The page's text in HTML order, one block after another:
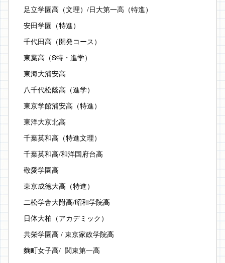
足立学園高（文理）/日大第一高（特進）
安田学園（特進）
千代田高（開発コース）
東葉高（S特・進学）
東海大浦安高
八千代松蔭高（進学）
東京学館浦安高（特進）
東洋大京北高
千葉英和高（特進文理）
千葉英和高/和洋国府台高
敬愛学園高
東京成徳大高（特進）
二松学舎大附高/昭和学院高
日体大柏（アカデミック）
共栄学園高 / 東京家政学院高
麴町女子高/  関東第一高